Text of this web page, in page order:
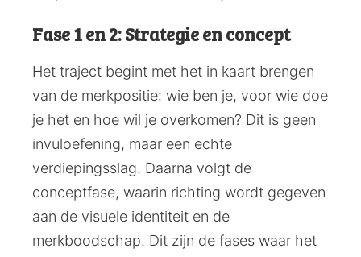
Fase 1 en 2: Strategie en concept
Het traject begint met het in kaart brengen
van de merkpositie: wie ben je, voor wie doe
je het en hoe wil je overkomen? Dit is geen
invuloefening, maar een echte
verdiepingsslag. Daarna volgt de
conceptfase, waarin richting wordt gegeven
aan de visuele identiteit en de
merkboodschap. Dit zijn de fases waar het